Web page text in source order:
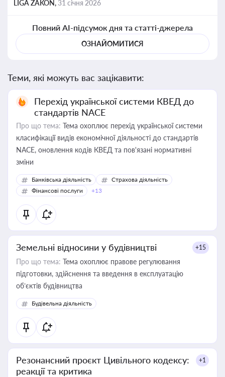
LIGA ZAKON,31 січня 2026
Повний AI-підсумок дня та статті-джерела
ОЗНАЙОМИТИСЯ
Теми, які можуть вас зацікавити:
Перехід української системи КВЕД до
стандартів NACE
Про що тема: Тема охоплює перехід української системи
класифікації видів економічної діяльності до стандартів
NACE, оновлення кодів КВЕД та пов'язані нормативні
зміни
Банківська діяльність
Страхова діяльність
Фінансові послуги
+13
Земельні відносини у будівництві +15
Про що тема: Тема охоплює правове регулювання
підготовки, здійснення та введення в експлуатацію
об’єктів будівництва
Будівельна діяльність
Резонансний проєкт Цивільного кодексу:
реакції та критика
+1